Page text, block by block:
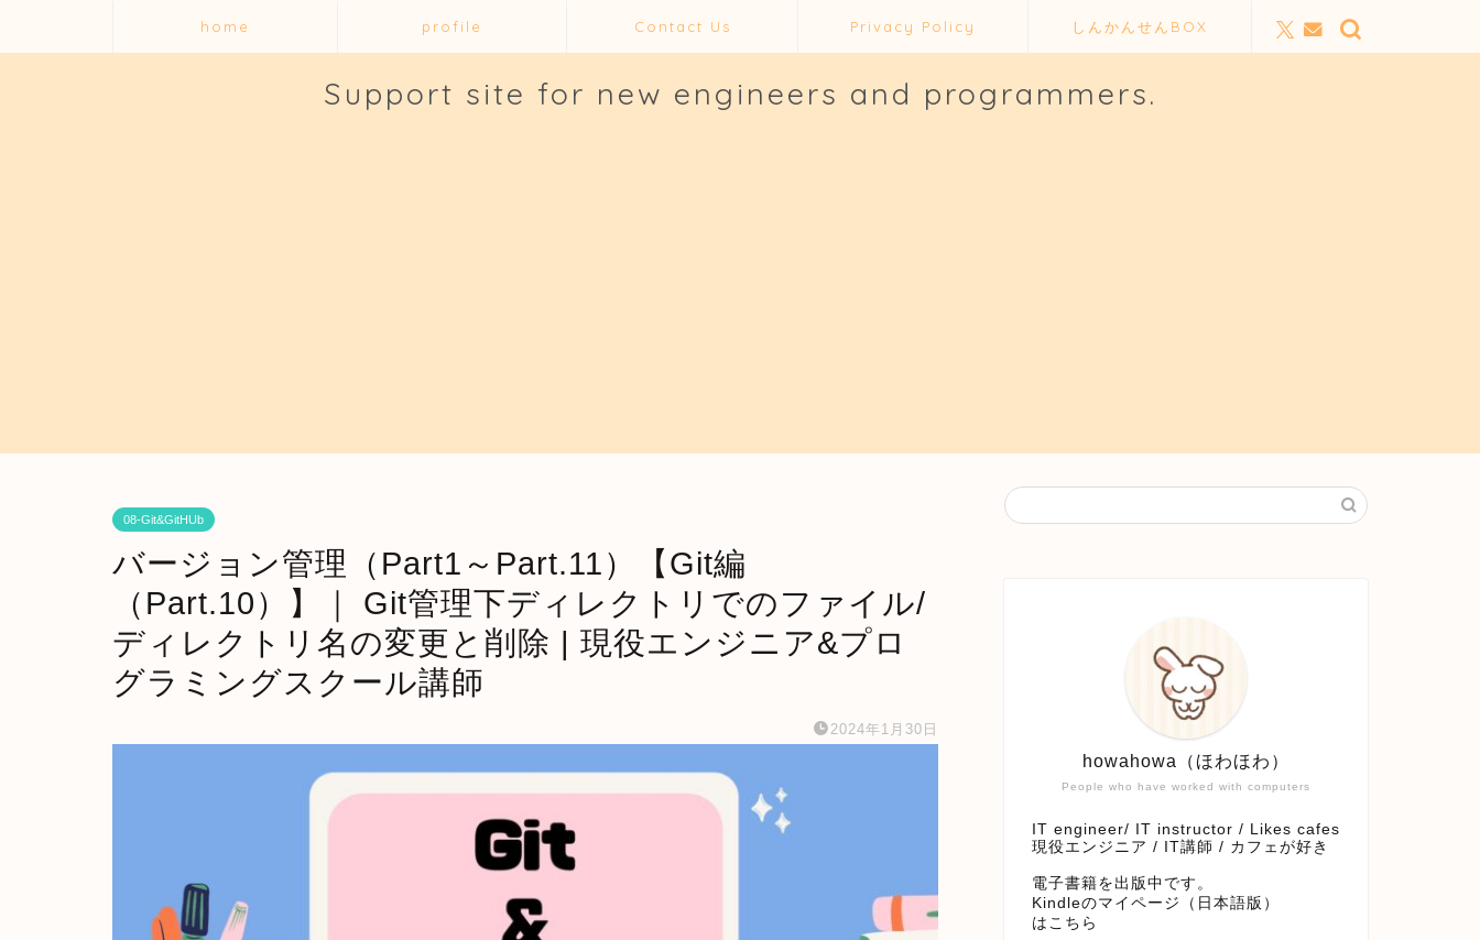
home profile Contact Us Privacy Policy しんかんせんBOX
Support site for new engineers and programmers.
08-Git&GitHUb
バージョン管理（Part1～Part.11）【Git編
（Part.10）】｜ Git管理下ディレクトリでのファイル/
ディレクトリ名の変更と削除 | 現役エンジニア&プロ
グラミングスクール講師
2024年1月30日
People who have worked with computers
howahowa（ほわほわ）
IT engineer/ IT instructor / Likes cafes
現役エンジニア / IT講師 / カフェが好き
電子書籍を出版中です。
Kindleのマイページ（日本語版）
はこちら